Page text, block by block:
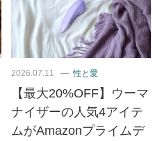
2026.07.11 性と愛
【最大20%OFF】ウーマ
ナイザーの人気4アイテ
ムがAmazonプライムデ